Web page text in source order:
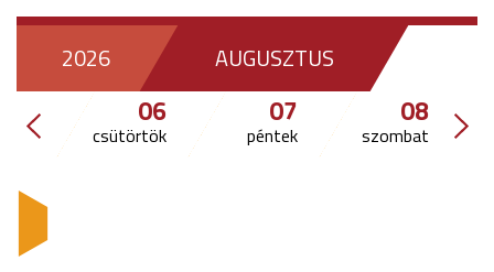
2026 AUGUSZTUS
06
csütörtök
07
péntek
08
szombat